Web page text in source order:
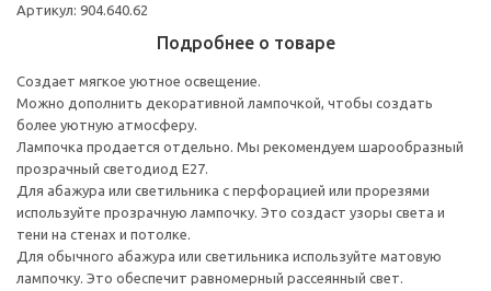
Артикул: 904.640.62
Подробнее о товаре
Создает мягкое уютное освещение.
Можно дополнить декоративной лампочкой, чтобы создать
более уютную атмосферу.
Лампочка продается отдельно. Мы рекомендуем шарообразный
прозрачный светодиод E27.
Для абажура или светильника с перфорацией или прорезями
используйте прозрачную лампочку. Это создаст узоры света и
тени на стенах и потолке.
Для обычного абажура или светильника используйте матовую
лампочку. Это обеспечит равномерный рассеянный свет.